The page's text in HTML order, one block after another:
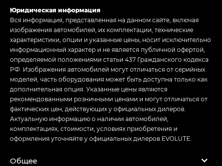
Юридическая информация
Вся информация, представленная на данном сайте, включая
изображения автомобилей, их комплектации, технические
характеристики, опции и указанные цены, носит исключительно
информационный характер и не является публичной офертой,
определяемой положениями статьи 437 Гражданского кодекса
РФ. Изображения автомобилей могут отличаться от серийных
моделей, часть оборудования может быть доступна только как
дополнительная опция. Указанные цены являются
рекомендованными розничными ценами и могут отличаться от
фактических цен, действующих у официальных дилеров.
Актуальную информацию о наличии автомобилей,
комплектациях, стоимости, условиях приобретения и
оформления уточняйте у официальных дилеров EVOLUTE.
Общее